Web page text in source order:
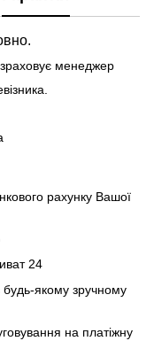
менеджер
рахунку Вашої
24
якому зручному
на платіжну